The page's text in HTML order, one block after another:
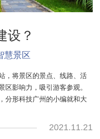
设？
慧景区
，将景区的景点、线路、活
影响力，吸引游客参观。
分形科技广州的小编就和大
2021.11.21